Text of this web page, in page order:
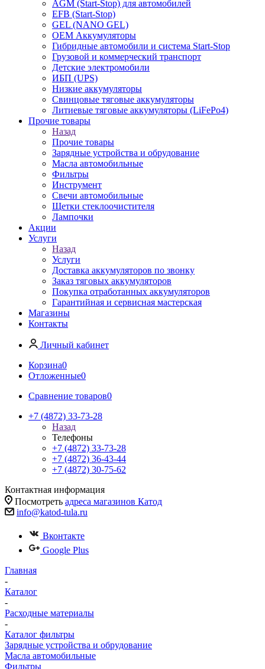
AGM (Start-Stop) для автомобилей
EFB (Start-Stop)
GEL (NANO GEL)
OEM Аккумуляторы
Гибридные автомобили и система Start-Stop
Грузовой и коммерческий транспорт
Детские электромобили
ИБП (UPS)
Низкие аккумуляторы
Свинцовые тяговые аккумуляторы
Литиевые тяговые аккумуляторы (LiFePo4)
Прочие товары
Назад
Прочие товары
Зарядные устройства и обрудование
Масла автомобильные
Фильтры
Инструмент
Свечи автомобильные
Щетки стеклоочистителя
Лампочки
Акции
Услуги
Назад
Услуги
Доставка аккумуляторов по звонку
Заказ тяговых аккумуляторов
Покупка отработанных аккумуляторов
Гарантийная и сервисная мастерская
Магазины
Контакты
Личный кабинет
Корзина0
Отложенные0
Сравнение товаров0
+7 (4872) 33-73-28
Назад
Телефоны
+7 (4872) 33-73-28
+7 (4872) 36-43-44
+7 (4872) 30-75-62
Контактная информация
Посмотреть адреса магазинов Катод
info@katod-tula.ru
Вконтакте
Google Plus
Главная
-
Каталог
-
Расходные материалы
-
Каталог фильтры
Зарядные устройства и обрудование
Масла автомобильные
Фильтры